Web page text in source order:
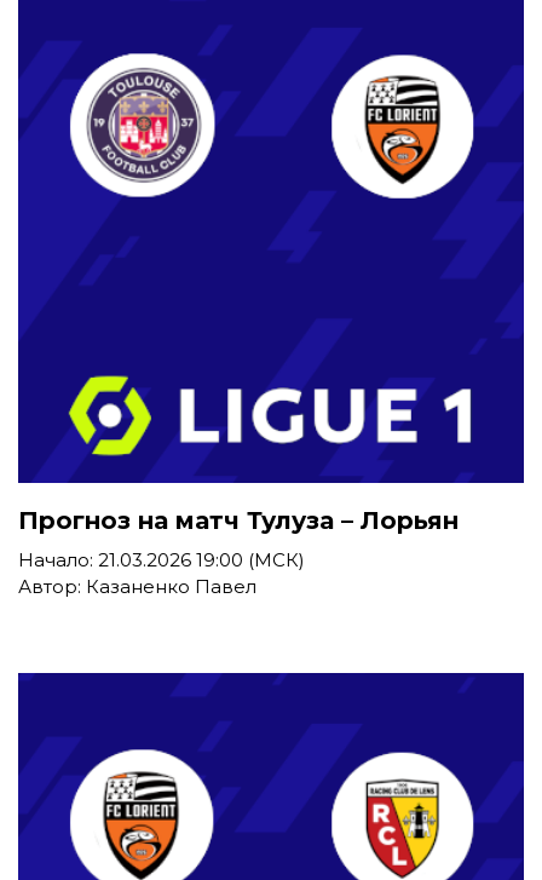
Прогноз на матч Тулуза – Лорьян
Начало: 21.03.2026 19:00 (МСК)
Автор: Казаненко Павел